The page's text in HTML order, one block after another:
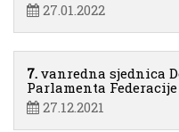
27.01.2022
7. vanredna sjednica
Parlamenta
27.12.2021